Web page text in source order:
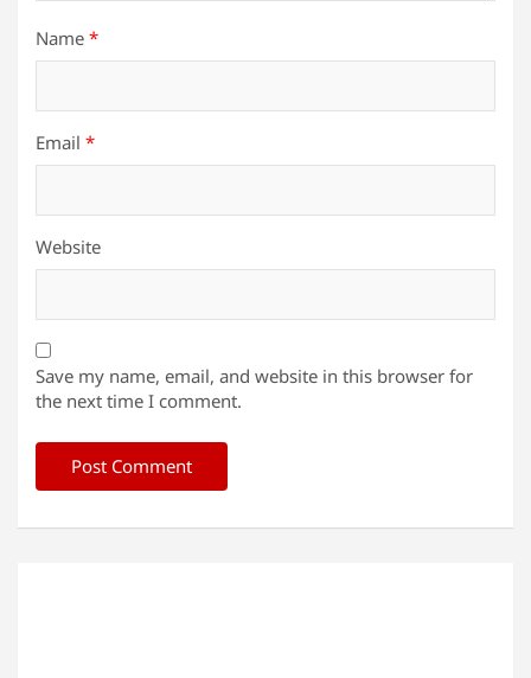
Name *
Email *
Website
Save my name, email, and website in this browser for
the next time I comment.